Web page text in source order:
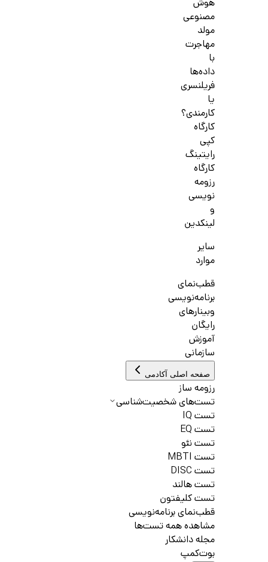
هوش
مصنوعی
مولد
مهاجرت
با
داده‌ها
فریلنسری
یا
کارمندی؟
کارگاه
کپی
رایتینگ
کارگاه
رزومه
نویسی
و
لینکدین
سایر
موارد
قطب‌نمای
برنامه‌نویسی
وبینارهای
رایگان
آموزش
سازمانی
صفحه اصلی آکادمی
رزومه ساز
تست‌های شخصیت‌شناسی
تست IQ
تست EQ
تست نئو
تست MBTI
تست DISC
تست هالند
تست کلیفتون
قطب‌نمای برنامه‌نویسی
مشاهده همه تست‌ها
مجله دانشکار
بوت‌کمپ